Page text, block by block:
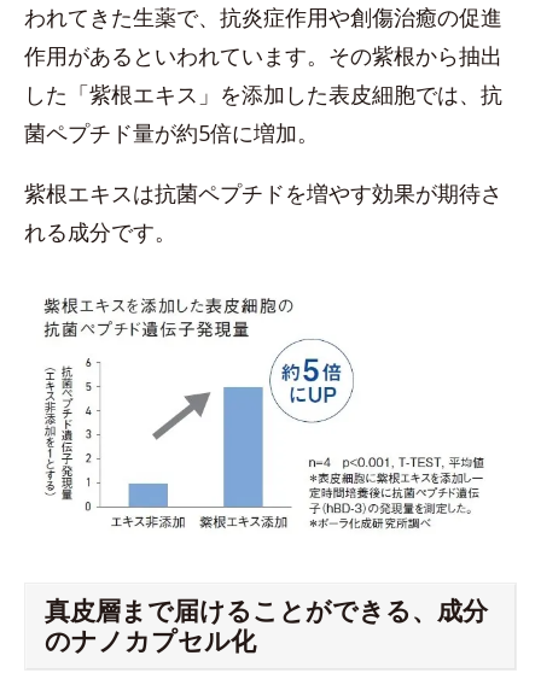
われてきた生薬で、抗炎症作用や創傷治癒の促進
作用があるといわれています。その紫根から抽出
した「紫根エキス」を添加した表皮細胞では、抗
菌ペプチド量が約5倍に増加。
紫根エキスは抗菌ペプチドを増やす効果が期待さ
れる成分です。
真皮層まで届けることができる、成分
のナノカプセル化